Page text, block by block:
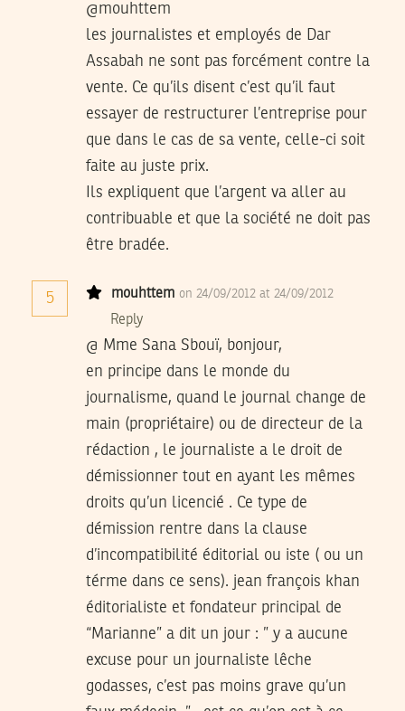
@mouhttem
les journalistes et employés de Dar
Assabah ne sont pas forcément contre la
vente. Ce qu’ils disent c’est qu’il faut
essayer de restructurer l’entreprise pour
que dans le cas de sa vente, celle-ci soit
faite au juste prix.
Ils expliquent que l’argent va aller au
contribuable et que la société ne doit pas
être bradée.
5 mouhttem on 24/09/2012 at 24/09/2012
Reply
@ Mme Sana Sbouï, bonjour,
en principe dans le monde du
journalisme, quand le journal change de
main (propriétaire) ou de directeur de la
rédaction , le journaliste a le droit de
démissionner tout en ayant les mêmes
droits qu’un licencié . Ce type de
démission rentre dans la clause
d’incompatibilité éditorial ou iste ( ou un
térme dans ce sens). jean françois khan
éditorialiste et fondateur principal de
“Marianne” a dit un jour : ” y a aucune
excuse pour un journaliste lêche
godasses, c’est pas moins grave qu’un